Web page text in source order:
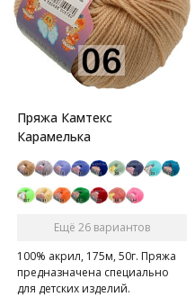
Пряжа Камтекс
Карамелька
Ещё 26 вариантов
100% акрил, 175м, 50г. Пряжа
предназначена специально
для детских изделий.